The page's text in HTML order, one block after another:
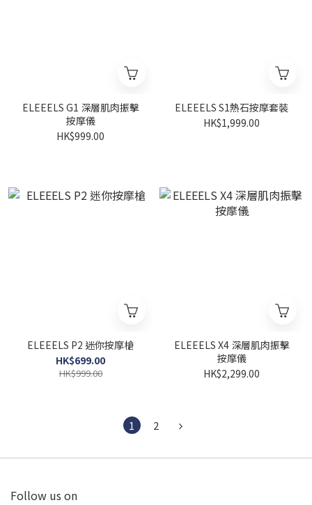
ELEEELS G1 深層肌肉振擊
按摩儀
HK$999.00
ELEEELS S1熱石按摩套裝
HK$1,999.00
ELEEELS P2 迷你按摩槍
HK$699.00
HK$999.00
ELEEELS X4 深層肌肉振擊
按摩儀
HK$2,299.00
1 2
Follow us on